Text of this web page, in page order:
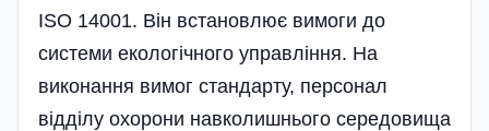
ISO 14001. Він встановлює вимоги до
системи еколо­гічного управління. На
виконання вимог стандарту, персонал
відділу охорони навколиш­нього середовища